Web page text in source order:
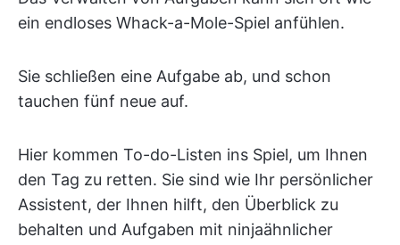
ein endloses Whack-a-Mole-Spiel anfühlen.
Sie schließen eine Aufgabe ab, und schon
tauchen fünf neue auf.
Hier kommen To-do-Listen ins Spiel, um Ihnen
den Tag zu retten. Sie sind wie Ihr persönlicher
Assistent, der Ihnen hilft, den Überblick zu
behalten und Aufgaben mit ninjaähnlicher